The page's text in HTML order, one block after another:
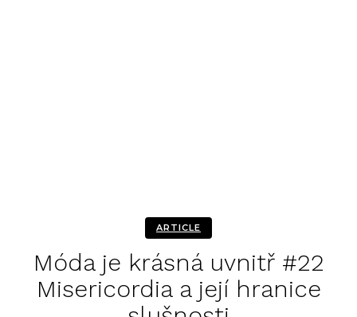
ARTICLE
Móda je krásná uvnitř #22
Misericordia a její hranice